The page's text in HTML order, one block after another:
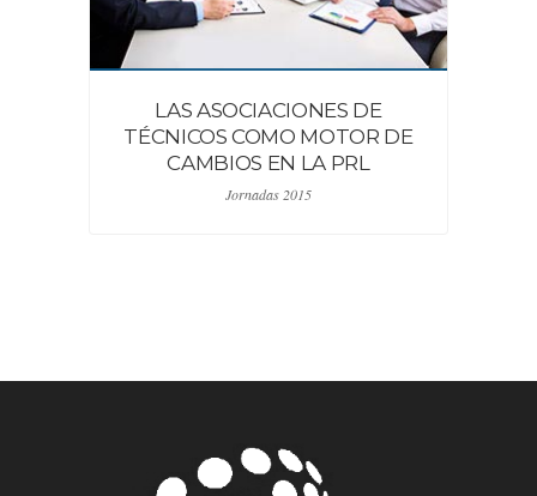
LAS ASOCIACIONES DE
TÉCNICOS COMO MOTOR DE
CAMBIOS EN LA PRL
Jornadas 2015